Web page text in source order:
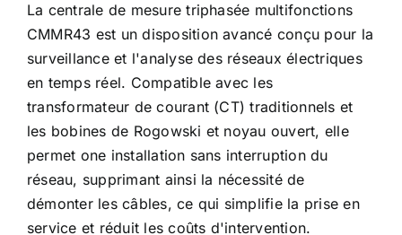
La centrale de mesure triphasée multifonctions
CMMR43 est un disposition avancé conçu pour la
surveillance et l'analyse des réseaux électriques
en temps réel. Compatible avec les
transformateur de courant (CT) traditionnels et
les bobines de Rogowski et noyau ouvert, elle
permet one installation sans interruption du
réseau, supprimant ainsi la nécessité de
démonter les câbles, ce qui simplifie la prise en
service et réduit les coûts d'intervention.